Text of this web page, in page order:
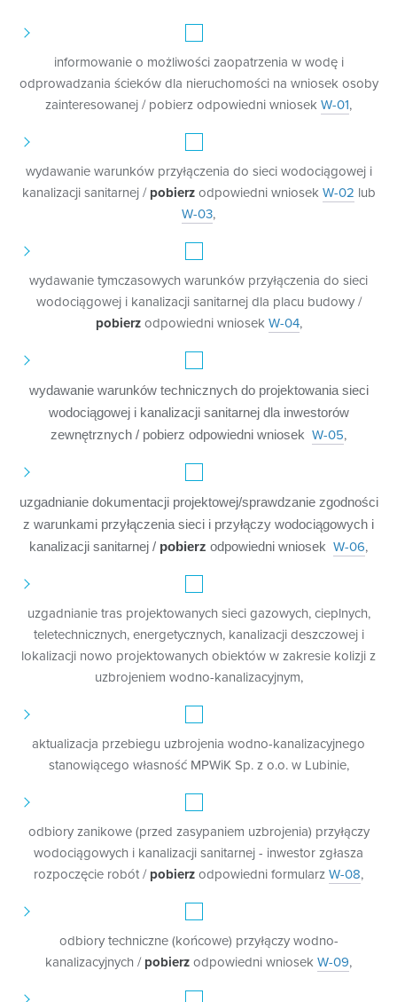
informowanie o możliwości zaopatrzenia w wodę i
odprowadzania ścieków dla nieruchomości na wniosek osoby
zainteresowanej / pobierz odpowiedni wniosek W-01,
wydawanie warunków przyłączenia do sieci wodociągowej i
kanalizacji sanitarnej / pobierzodpowiedni wniosek W-02 lub
W-03,
wydawanie tymczasowych warunków przyłączenia do sieci
wodociągowej i kanalizacji sanitarnej dla placu budowy /
pobierzodpowiedni wniosek W-04,
wydawanie warunków technicznych do projektowania sieci
wodociągowej i kanalizacji sanitarnej dla inwestorów
zewnętrznych / pobierz odpowiedni wniosek W-05,
uzgadnianie dokumentacji projektowej/sprawdzanie zgodności
z warunkami przyłączenia sieci i przyłączy wodociągowych i
kanalizacji sanitarnej / pobierz odpowiedni wniosek W-06,
uzgadnianie tras projektowanych sieci gazowych, cieplnych,
teletechnicznych, energetycznych, kanalizacji deszczowej i
lokalizacji nowo projektowanych obiektów w zakresie kolizji z
uzbrojeniem wodno-kanalizacyjnym,
aktualizacja przebiegu uzbrojenia wodno-kanalizacyjnego
stanowiącego własność MPWiK Sp. z o.o. w Lubinie,
odbiory zanikowe (przed zasypaniem uzbrojenia) przyłączy
wodociągowych i kanalizacji sanitarnej - inwestor zgłasza
rozpoczęcie robót / pobierz odpowiedni formularz W-08,
odbiory techniczne (końcowe) przyłączy wodno-
kanalizacyjnych / pobierz odpowiedni wniosek W-09,